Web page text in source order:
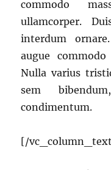
commodo
ullamcorper.
interdum
augue
Nulla varius
sem
condimentum.
[/